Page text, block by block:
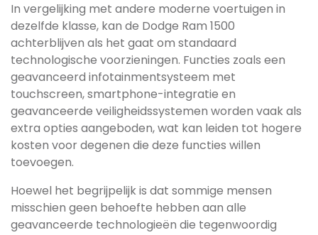
In vergelijking met andere moderne voertuigen in
dezelfde klasse, kan de Dodge Ram 1500
achterblijven als het gaat om standaard
technologische voorzieningen. Functies zoals een
geavanceerd infotainmentsysteem met
touchscreen, smartphone-integratie en
geavanceerde veiligheidssystemen worden vaak als
extra opties aangeboden, wat kan leiden tot hogere
kosten voor degenen die deze functies willen
toevoegen.
Hoewel het begrijpelijk is dat sommige mensen
misschien geen behoefte hebben aan alle
geavanceerde technologieën die tegenwoordig